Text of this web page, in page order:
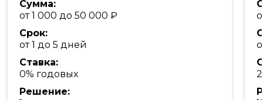
Сумма:
от 1 000 до 50 000
Срок:
от 1 до 5 дней
Ставка:
0% годовых
Решение: